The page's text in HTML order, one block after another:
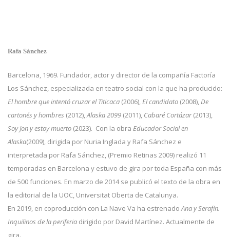
Rafa Sánchez
Barcelona, 1969. Fundador, actor y director de la compañía Factoría
Los Sánchez, especializada en teatro social con la que ha producido:
El hombre que intentó cruzar el Titicaca (2006),El candidato (2008),De
cartonés y hombres (2012),Alaska 2099 (2011), Cabaré Cortázar(2013),
Soy Jon y estoy muerto (2023). Con la obra Educador Social en
Alaska(2009), dirigida por Nuria Inglada y Rafa Sánchez e
interpretada por Rafa Sánchez, (Premio Retinas 2009) realizó 11
temporadas en Barcelona y estuvo de gira por toda España con más
de 500 funciones. En marzo de 2014 se publicó el texto de la obra en
la editorial de la UOC, Universitat Oberta de Catalunya.
En 2019, en coproducción con La Nave Va ha estrenadoAna y Serafín.
Inquilinos de la periferia dirigido por David Martínez. Actualmente de
gira.